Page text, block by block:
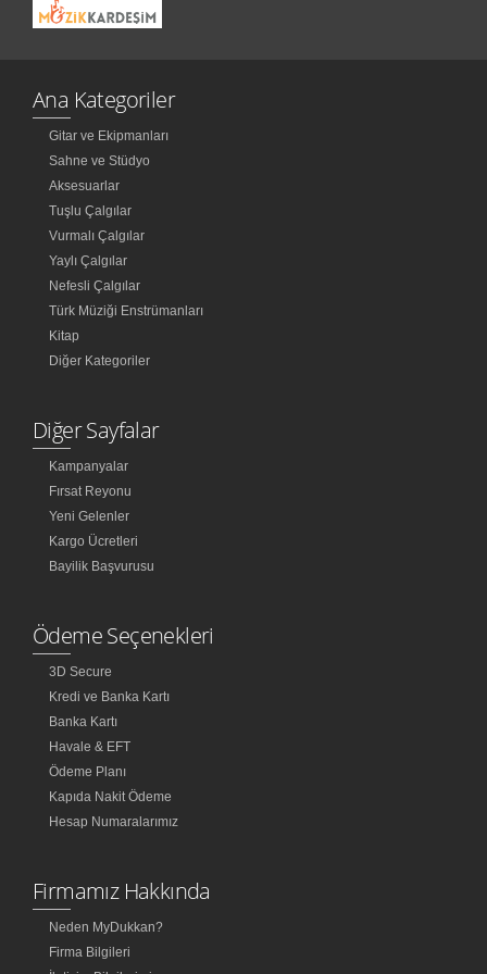
Ana Kategoriler
Gitar ve Ekipmanları
Sahne ve Stüdyo
Aksesuarlar
Tuşlu Çalgılar
Vurmalı Çalgılar
Yaylı Çalgılar
Nefesli Çalgılar
Türk Müziği Enstrümanları
Kitap
Diğer Kategoriler
Diğer Sayfalar
Kampanyalar
Fırsat Reyonu
Yeni Gelenler
Kargo Ücretleri
Bayilik Başvurusu
Ödeme Seçenekleri
3D Secure
Kredi ve Banka Kartı
Banka Kartı
Havale & EFT
Ödeme Planı
Kapıda Nakit Ödeme
Hesap Numaralarımız
Firmamız Hakkında
Neden MyDukkan?
Firma Bilgileri